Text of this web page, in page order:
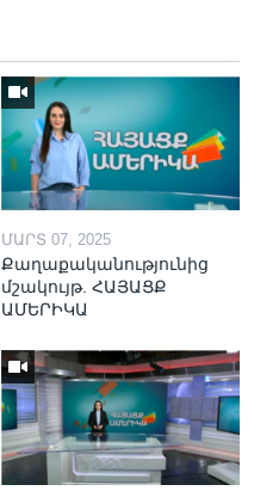
ՄԱՐՏ 07, 2025
Քաղաքականությունից
մշակույթ. ՀԱՅԱՑՔ
ԱՄԵՐԻԿԱ